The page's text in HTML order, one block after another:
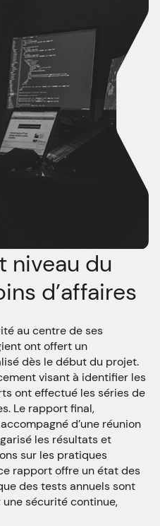
niveau du
d’affaires
au centre de ses
ont offert un
dès le début du projet.
visant à identifier les
ont effectué les séries de
Le rapport final,
d’une réunion
les résultats et
sur les pratiques
rapport offre un état des
des tests annuels sont
sécurité continue,